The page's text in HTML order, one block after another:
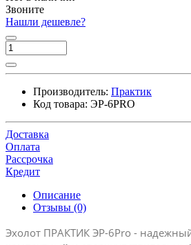
Звоните
Нашли дешевле?
Производитель: Практик
Код товара: ЭР-6PRO
Доставка
Оплата
Рассрочка
Кредит
Описание
Отзывы (0)
Эхолот ПРАКТИК ЭР-6Pro -